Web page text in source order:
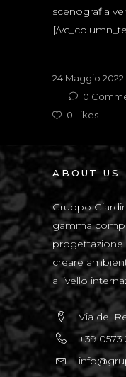
scenografia
[/
24 Maggio 2022
0
0 Likes
ABOUT US
Gruppo
gamma
progettazione
creare
a livello
Via del
+39 0573